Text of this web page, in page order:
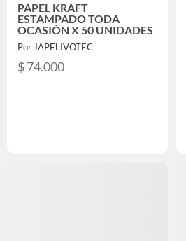
PAPEL KRAFT
ESTAMPADO TODA
OCASIÓN X 50 UNIDADES
Por JAPELIVOTEC
$ 74.000